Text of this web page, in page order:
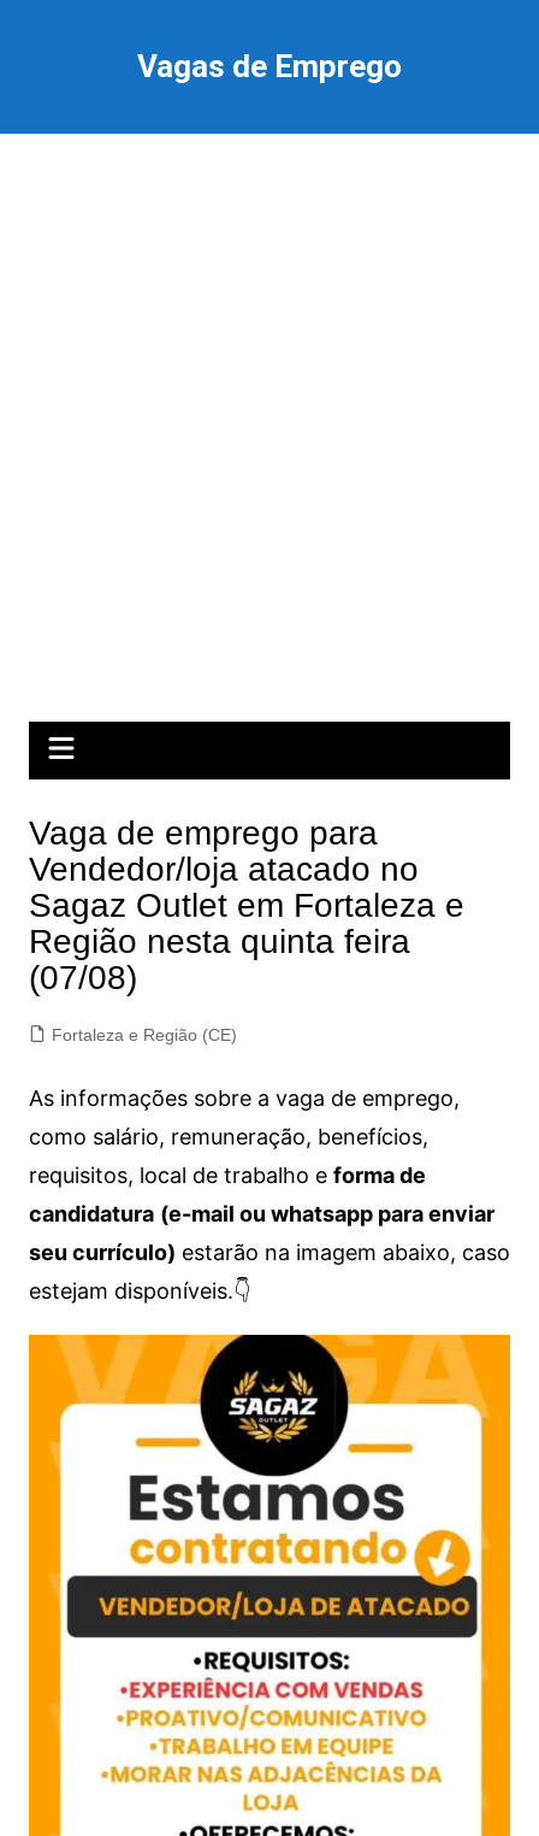
Vagas de Emprego
Vaga de emprego para
Vendedor/loja atacado no
Sagaz Outlet em Fortaleza e
Região nesta quinta feira
(07/08)
Fortaleza e Região (CE)
As informações sobre a vaga de emprego,
como salário, remuneração, benefícios,
requisitos, local de trabalho e forma de
candidatura (e-mail ou whatsapp para enviar
seu currículo) estarão na imagem abaixo, caso
estejam disponíveis.👇